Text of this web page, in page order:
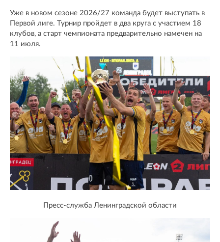
Уже в новом сезоне 2026/27 команда будет выступать в
Первой лиге. Турнир пройдет в два круга с участием 18
клубов, а старт чемпионата предварительно намечен на
11 июля.
Пресс-служба Ленинградской области